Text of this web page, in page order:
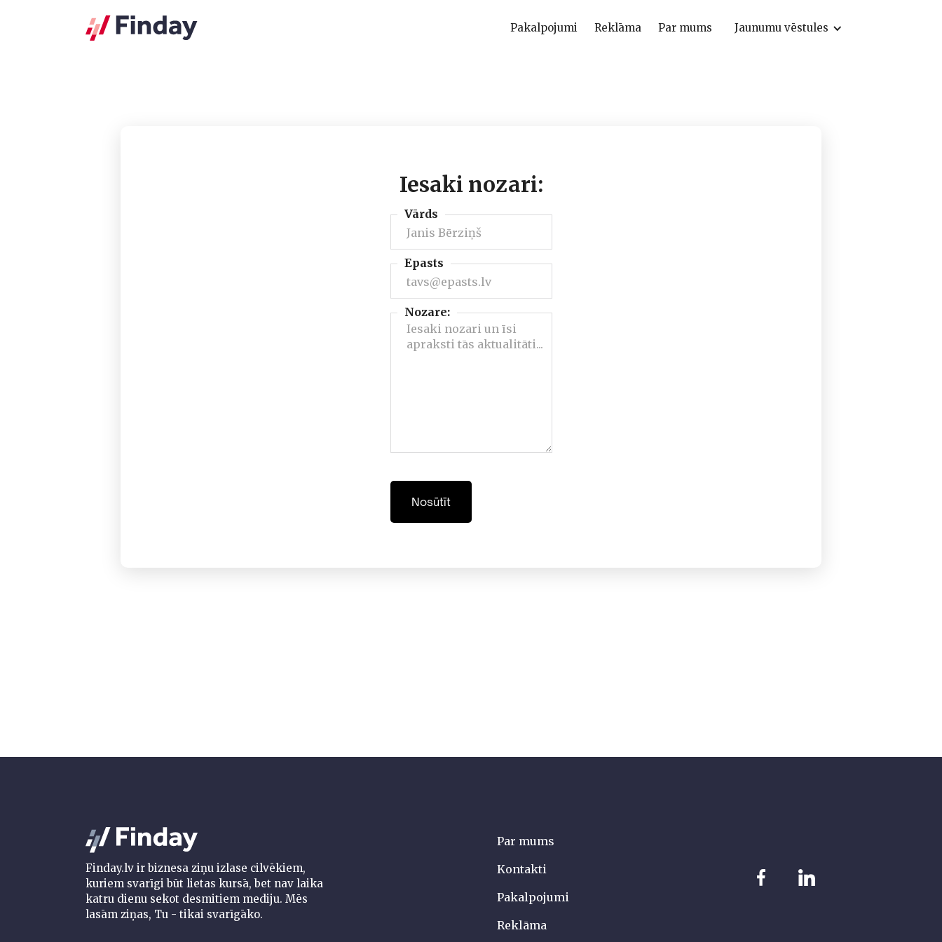
Pakalpojumi Reklāma Par mums Jaunumu vēstules
Iesaki nozari:
Vārds
Epasts
Nozare:
Finday.lv ir biznesa ziņu izlase cilvēkiem,
kuriem svarīgi būt lietas kursā, bet nav laika
katru dienu sekot desmitiem mediju. Mēs
lasām ziņas, Tu - tikai svarīgāko.
Par mums
Kontakti
Pakalpojumi
Reklāma